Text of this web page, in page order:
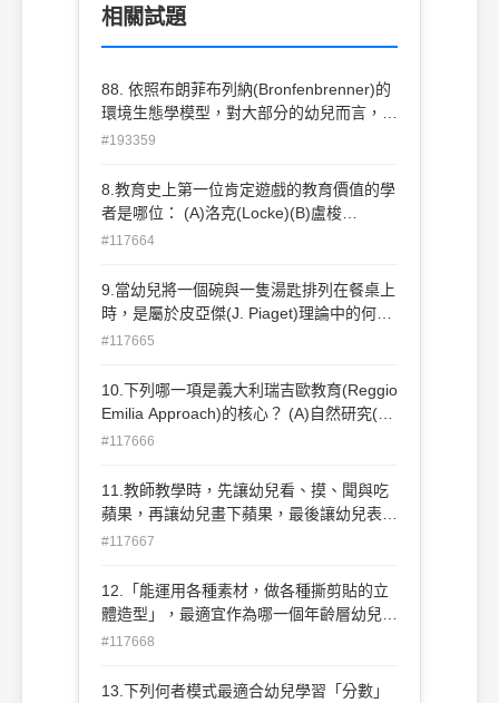
相關試題
88. 依照布朗菲布列納(Bronfenbrenner)的
環境生態學模型，對大部分的幼兒而言，家
庭是屬於哪一個系統？ (A)小系統(B) 中間
#193359
8.教育史上第一位肯定遊戲的教育價值的學
者是哪位： (A)洛克(Locke)(B)盧梭
(Rosseau)(C)福祿貝爾(Frobel)(D)杜威
#117664
9.當幼兒將一個碗與一隻湯匙排列在餐桌上
時，是屬於皮亞傑(J. Piaget)理論中的何種
活動： (A)符號表徵活動 (B)物理知識活動
#117665
10.下列哪一項是義大利瑞吉歐教育(Reggio
Emilia Approach)的核心？ (A)自然研究(B)
社區文化研究(C)語文教育(D)生活感官教育
#117666
11.教師教學時，先讓幼兒看、摸、聞與吃
蘋果，再讓幼兒畫下蘋果，最後讓幼兒表達
其對蘋果的認識，是運用教材排列的何種原
到繁(D)由舊經驗到新經驗
#117667
12.「能運用各種素材，做各種撕剪貼的立
體造型」，最適宜作為哪一個年齡層幼兒的
單元目標： (A)中班認知能力(B)大班動作技
能
#117668
13.下列何者模式最適合幼兒學習「分數」